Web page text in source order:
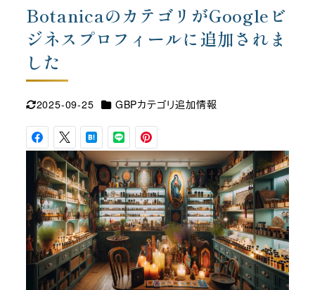
BotanicaのカテゴリがGoogleビ
ジネスプロフィールに追加されま
した
更新日
2025-09-25 カテゴリー
GBPカテゴリ追加情報